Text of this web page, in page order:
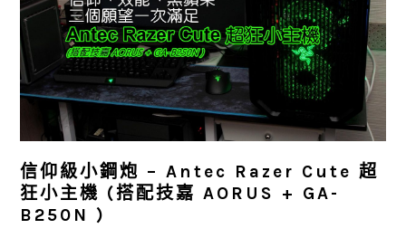
信仰級小鋼炮 – Antec Razer Cute 超
狂小主機 (搭配技嘉 AORUS + GA-
B250N )